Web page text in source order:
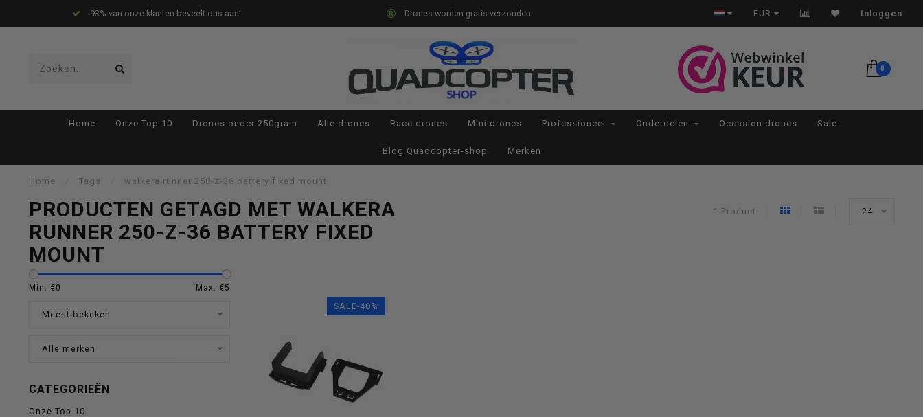
93% van onze klanten beveelt ons aan! Drones worden gratis verzonden Op werkdagen voor 22:00 besteld, morgen in huis*
EUR Inloggen
pijltjes
0
Home Onze Top 10 Drones onder 250gram Alle drones Race drones Mini drones Professioneel Onderdelen Occasion drones Sale
Blog Quadcopter-shop Merken
Home Tags walkera runner 250-z-36 battery fixed mount
PRODUCTEN GETAGD MET WALKERA
RUNNER 250-Z-36 BATTERY FIXED
MOUNT
1 Product 24
Min: €0 Max: €5
Meest bekeken
Alle merken
CATEGORIEËN
Onze Top 10
SALE-40%